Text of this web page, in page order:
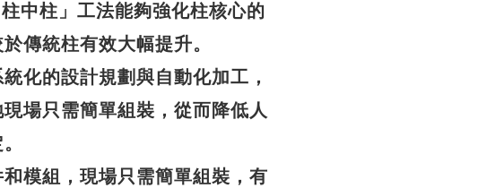
中柱」工法能夠強化柱核心的
傳統柱有效大幅提升。
統化的設計規劃與自動化加工，
場只需簡單組裝，從而降低人
和模組，現場只需簡單組裝，有